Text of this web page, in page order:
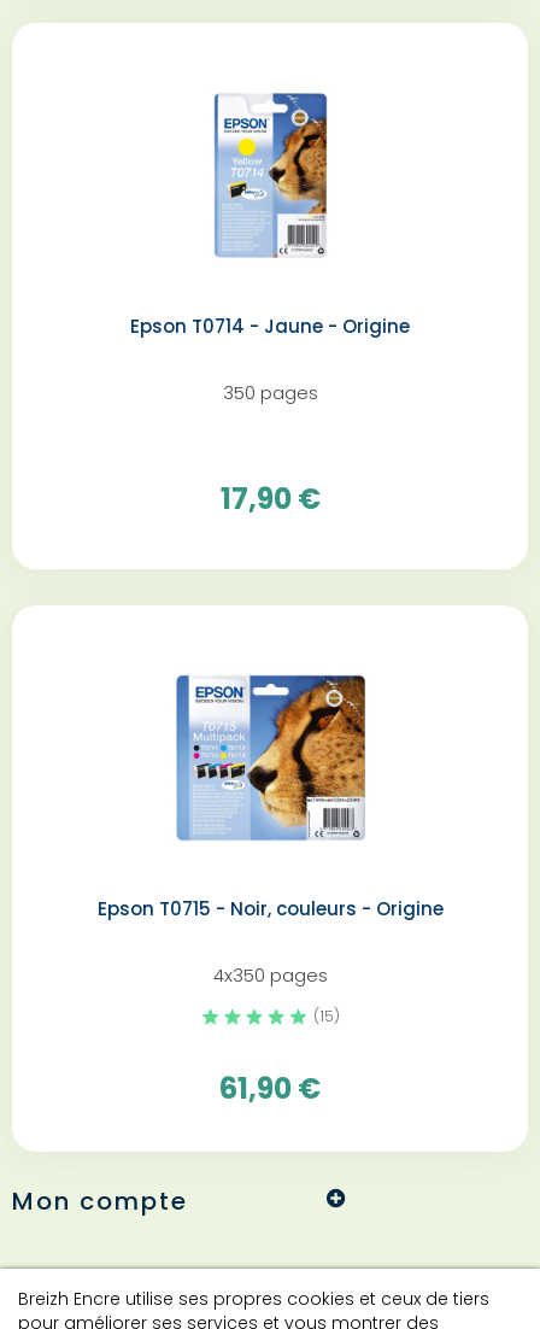
Breizh Encre utilise ses propres cookies et ceux de tiers
pour améliorer ses services et vous montrer des
Epson T0714 - Jaune - Origine
350 pages
17,90 €
Epson T0715 - Noir, couleurs - Origine
4x350 pages
(15)
61,90 €
Mon compte
Informations